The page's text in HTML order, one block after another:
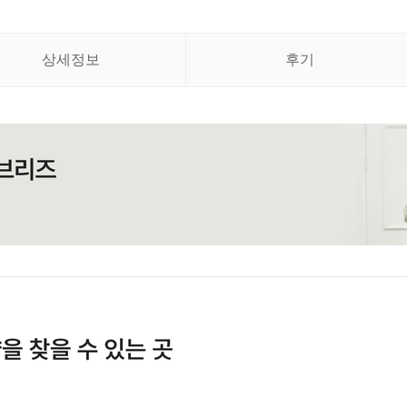
상세정보 후기